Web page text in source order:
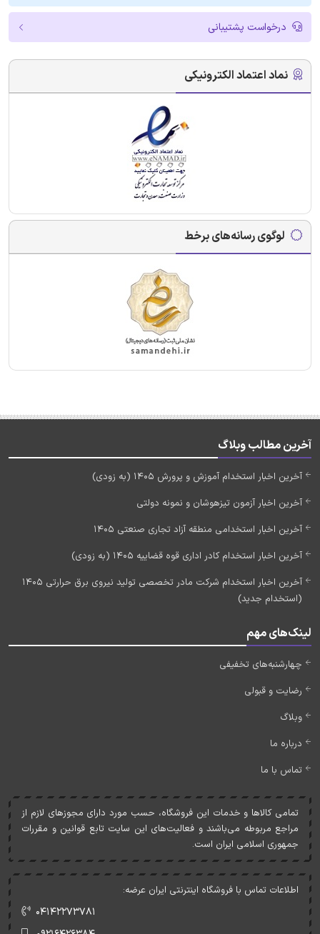
درخواست پشتیبانی
نماد اعتماد الکترونیکی
لوگوی رسانه‌های برخط
آخرین مطالب وبلاگ
آخرین اخبار استخدام آموزش و پرورش 1405 (به زودی)
آخرین اخبار آزمون تیزهوشان و نمونه دولتی
آخرین اخبار استخدامی منطقه آزاد تجاری صنعتی 1405
آخرین اخبار استخدام کادر اداری قوه قضاییه 1405 (به زودی)
آخرین اخبار استخدام شرکت مادر تخصصی تولید نیروی برق حرارتی 1405
(استخدام جدید)
لینک‌های مهم
چهارشنبه‌های تخفیفی
رضایت و قبولی
وبلاگ
درباره ما
تماس با ما
تمامی کالاها و خدمات اين فروشگاه، حسب مورد دارای مجوزهای لازم از
مراجع مربوطه می‌باشند و فعاليت‌های اين سايت تابع قوانين و مقررات
جمهوری اسلامی ايران است.
اطلاعات تماس با فروشگاه اینترنتی ایران عرضه:
۰۴۱۴۲۲۷۳۷۸۱